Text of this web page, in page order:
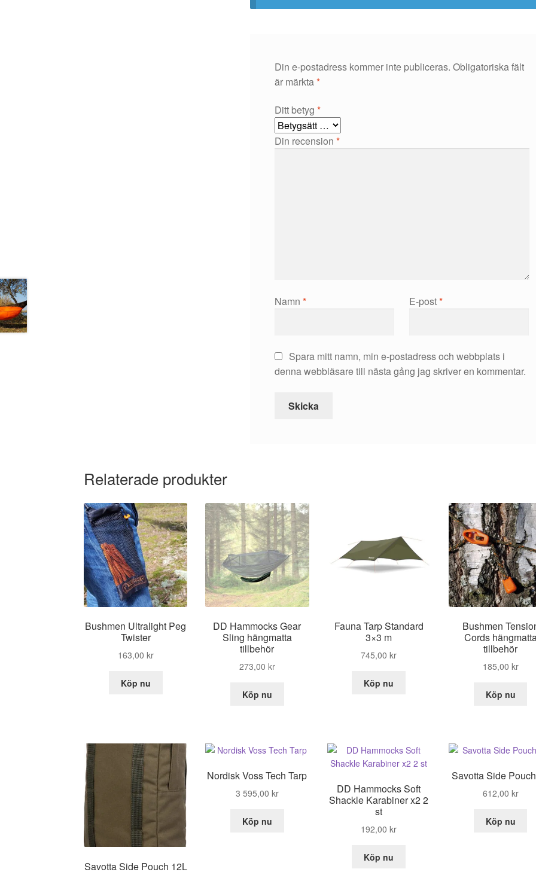
Din e-postadress kommer inte publiceras. Obligatoriska fält
är märkta*
Ditt betyg*
Din recension*
Namn* E-post*
Spara mitt namn, min e-postadress och webbplats i
denna webbläsare till nästa gång jag skriver en kommentar.
Relaterade produkter
Bushmen Ultralight Peg
Twister
163,00 kr
Köp nu
DD Hammocks Gear
Sling hängmatta
tillbehör
273,00 kr
Köp nu
Fauna Tarp Standard
3×3 m
745,00kr
Köp nu
Bushmen
Cords
tillbehör
185,00 kr
Köp nu
Savotta Side Pouch 12L
Nordisk Voss Tech Tarp
3 595,00 kr
Köp nu
DD Hammocks Soft
Shackle Karabiner x2 2
st
192,00kr
Köp nu
Savotta Side
612,00 kr
Köp nu